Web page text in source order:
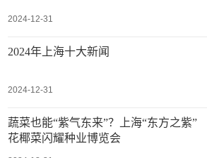
2024-12-31
2024年上海十大新闻
2024-12-31
蔬菜也能“紫气东来”？上海“东方之紫”
花椰菜闪耀种业博览会